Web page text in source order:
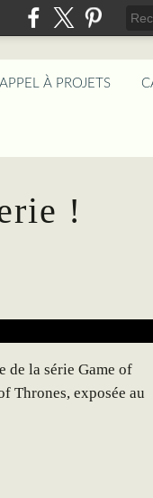
APPEL À PROJETS
!
de la série Game of
Thrones, exposée au